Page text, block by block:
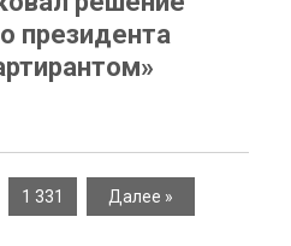
президента
1 331 Далее »